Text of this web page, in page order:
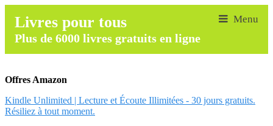
Livres pour tous
Plus de 6000 livres gratuits en ligne
Offres Amazon
Kindle Unlimited | Lecture et Écoute Illimitées - 30 jours gratuits.
Résiliez à tout moment.